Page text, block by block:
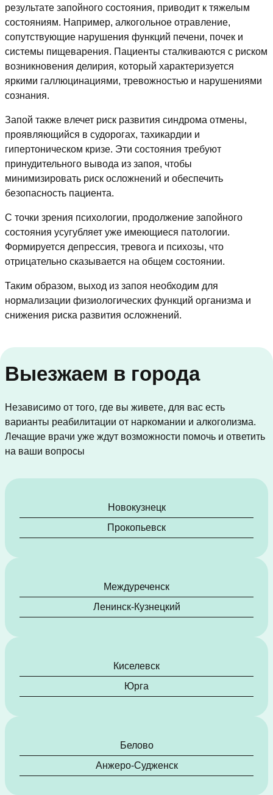
результате запойного состояния, приводит к тяжелым
состояниям. Например, алкогольное отравление,
сопутствующие нарушения функций печени, почек и
системы пищеварения. Пациенты сталкиваются с риском
возникновения делирия, который характеризуется
яркими галлюцинациями, тревожностью и нарушениями
сознания.
Запой также влечет риск развития синдрома отмены,
проявляющийся в судорогах, тахикардии и
гипертоническом кризе. Эти состояния требуют
принудительного вывода из запоя, чтобы
минимизировать риск осложнений и обеспечить
безопасность пациента.
С точки зрения психологии, продолжение запойного
состояния усугубляет уже имеющиеся патологии.
Формируется депрессия, тревога и психозы, что
отрицательно сказывается на общем состоянии.
Таким образом, выход из запоя необходим для
нормализации физиологических функций организма и
снижения риска развития осложнений.
Выезжаем в города
Независимо от того, где вы живете, для вас есть
варианты реабилитации от наркомании и алкоголизма.
Лечащие врачи уже ждут возможности помочь и ответить
на ваши вопросы
Новокузнецк
Прокопьевск
Междуреченск
Ленинск-Кузнецкий
Киселевск
Юрга
Белово
Анжеро-Судженск